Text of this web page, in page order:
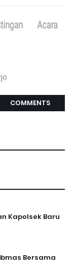
COMMENTS
Kapolsek Baru
Bersama